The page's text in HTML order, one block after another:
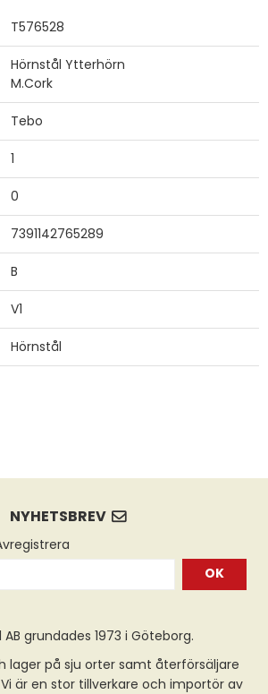
T576528
Hörnstål Ytterhörn
M.Cork
Tebo
1
0
7391142765289
B
V1
Hörnstål
OK
grundades 1973 i Göteborg.
lager på sju orter samt återförsäljare
är en stor tillverkare och importör av